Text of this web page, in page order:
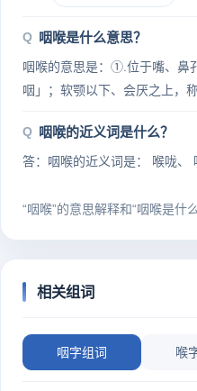
咽喉是什么意思？
咽喉的意思是：①.位于嘴、鼻
咽」；软颚以下、会厌之上，
咽喉的近义词是什么？
答：咽喉的近义词是： 喉咙、
“咽喉”的意思解释和“咽喉是什
相关组词
咽字组词 喉